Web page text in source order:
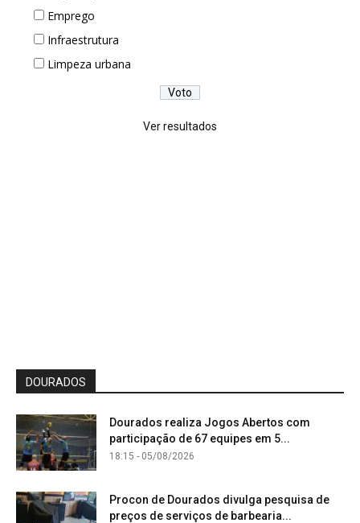
Emprego
Infraestrutura
Limpeza urbana
Ver resultados
DOURADOS
Dourados realiza Jogos Abertos com
participação de 67 equipes em 5...
18:15 - 05/08/2026
Procon de Dourados divulga pesquisa de
preços de serviços de barbearia...